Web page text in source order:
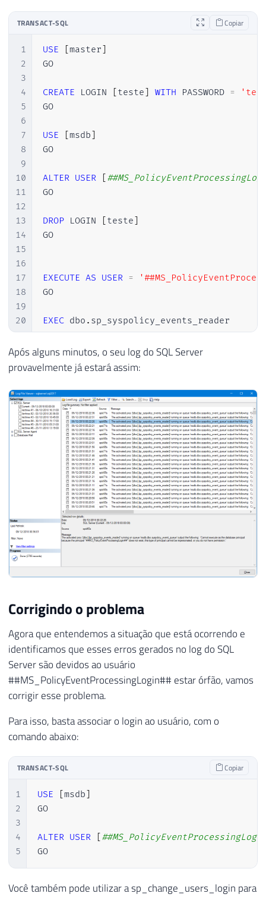
TRANSACT-SQL Copiar
1
2
3
4
5
6
7
8
9
10
11
12
13
14
15
16
17
18
19
20
21
22
23
USE [master]
GO
CREATE LOGIN [teste] WITH PASSWORD =
GO
USE [msdb]
GO
ALTER USER [
GO
DROP LOGIN [teste]
GO
EXECUTE AS USER =
GO
EXEC dbo . sp_syspolicy_events_reader
GO
REVERT
Após alguns minutos, o seu log do SQL Server
provavelmente já estará assim:
Corrigindo o problema
Agora que entendemos a situação que está ocorrendo e
identificamos que esses erros gerados no log do SQL
Server são devidos ao usuário
##MS_PolicyEventProcessingLogin## estar órfão, vamos
corrigir esse problema.
Para isso, basta associar o login ao usuário, com o
comando abaixo:
TRANSACT-SQL Copiar
1
2
3
4
5
USE msdb
GO
ALTER USER
GO
Você também pode utilizar a sp_change_users_login para